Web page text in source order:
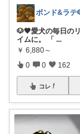
🐶🤎愛犬の毎日の
イムに。 「 ...
￥ 6,880～
0 0 162
コレ